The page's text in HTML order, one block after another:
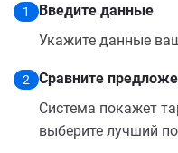
1
Введите данные
Укажите данные
2
Сравните
Система покажет
выберите лучший